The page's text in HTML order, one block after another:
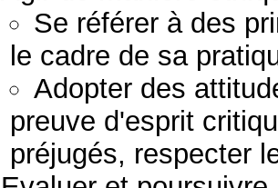
Se référer à des
le cadre de sa
Adopter des
preuve d'esprit
préjugés, respecter